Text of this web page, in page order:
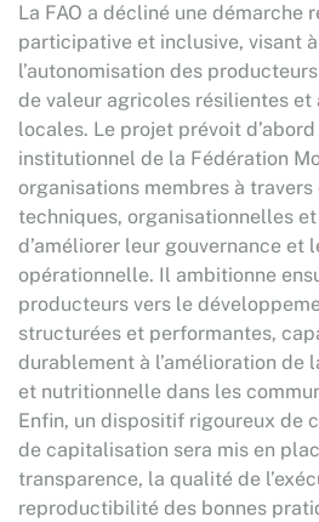
La FAO a décliné une démarche
participative et inclusive, visant
l’autonomisation des
de valeur agricoles résilientes
locales. Le projet prévoit
institutionnel de la Fédération
organisations membres à
techniques, organisationnelles
d’améliorer leur gouvernance et
opérationnelle. Il ambitionne
producteurs vers le
structurées et performantes,
durablement à l’amélioration de
et nutritionnelle dans les
Enfin, un dispositif rigoureux de
de capitalisation sera mis en
transparence, la qualité de
reproductibilité des bonnes